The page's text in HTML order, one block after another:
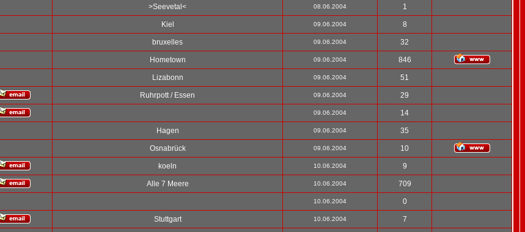
>Seevetal< 08.06.2004 1
Kiel 09.06.2004 8
bruxelles 09.06.2004 32
Hometown 09.06.2004 846
Lizabonn 09.06.2004 51
Ruhrpott / Essen 09.06.2004 29
09.06.2004 14
Hagen 09.06.2004 35
Osnabrück 09.06.2004 10
koeln 10.06.2004 9
Alle 7 Meere 10.06.2004 709
10.06.2004 0
Stuttgart 10.06.2004 7